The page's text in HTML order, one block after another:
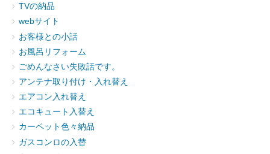
TVの納品
webサイト
お客様との小話
お風呂リフォーム
ごめんなさい失敗話です。
アンテナ取り付け・入れ替え
エアコン入れ替え
エコキュート入替え
カーペット色々納品
ガスコンロの入替